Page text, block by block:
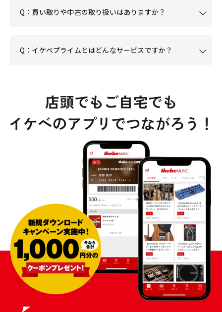
Q：買い取りや中古の取り扱いはありますか？
Q：イケベプライムとはどんなサービスですか？